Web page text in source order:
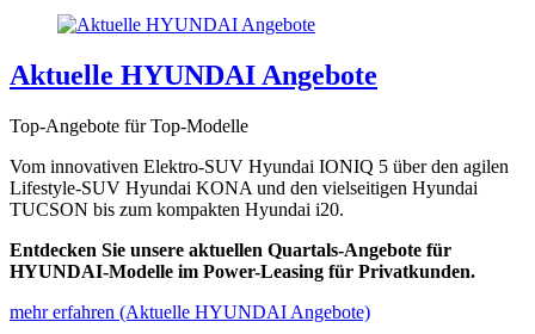
Aktuelle HYUNDAI Angebote
Top-Angebote für Top-Modelle
Vom innovativen Elektro-SUV Hyundai IONIQ 5 über den agilen
Lifestyle-SUV Hyundai KONA und den vielseitigen Hyundai
TUCSON bis zum kompakten Hyundai i20.
Entdecken Sie unsere aktuellen Quartals-Angebote für
HYUNDAI-Modelle im Power-Leasing für Privatkunden.
mehr erfahren (Aktuelle HYUNDAI Angebote)